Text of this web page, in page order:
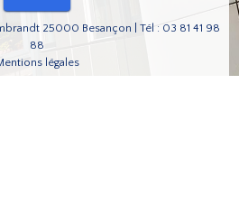
25000 Besançon | Tél : 03 81 41 98
88
légales